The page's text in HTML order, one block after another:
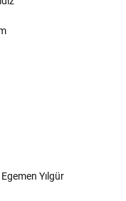
Egemen Yılgür